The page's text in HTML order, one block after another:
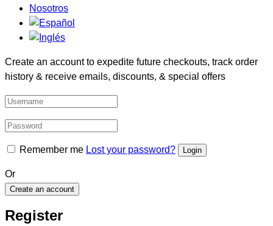
Nosotros
Create an account to expedite future checkouts, track order
history & receive emails, discounts, & special offers
Remember me Lost your password?
Or
Create an account
Register